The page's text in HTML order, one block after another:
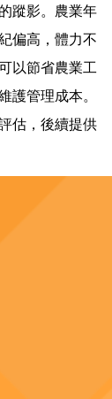
蹤影。農業年
偏高，體力不
以節省農業工
護管理成本。
估，後續提供